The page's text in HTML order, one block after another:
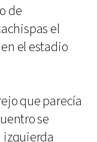
de
el
el estadio
que parecía
se
izquierda